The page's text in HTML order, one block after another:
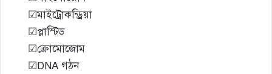
☑মাইট্রোকন্ড্রিয়া
☑প্লাস্টিড
☑ক্রোমোজোম
☑DNA গঠন